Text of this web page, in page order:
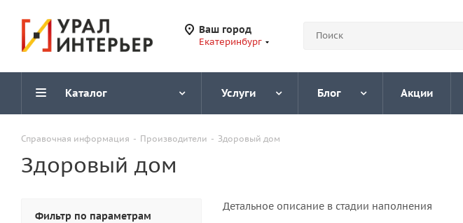
Ваш город
Екатеринбург
Каталог Услуги Блог Акции
Справочная информация - Производители - Здоровый дом
Здоровый дом
Детальное описание в стадии наполнения
Фильтр по параметрам